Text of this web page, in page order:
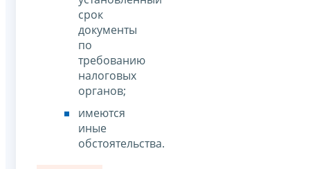
срок
документы
по
требованию
налоговых
органов;
имеются
иные
обстоятельства.